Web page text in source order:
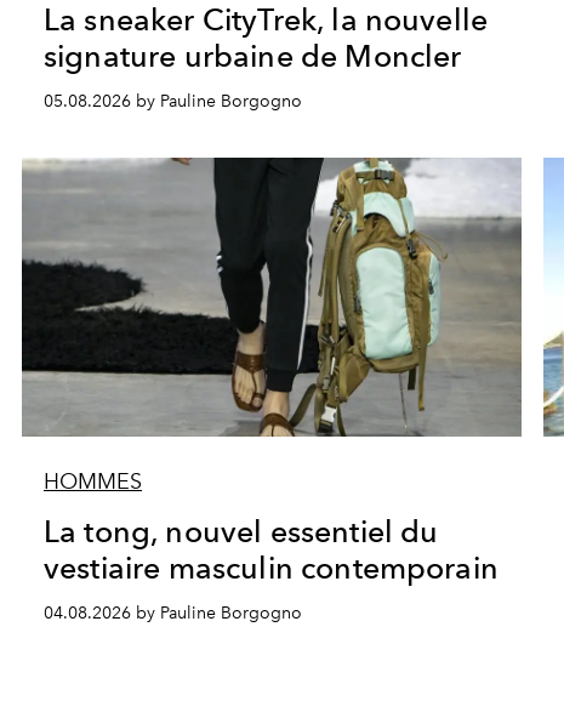
La sneaker CityTrek, la nouvelle
signature urbaine de Moncler
05.08.2026 by Pauline Borgogno
HOMMES
La tong, nouvel essentiel du
vestiaire masculin contemporain
04.08.2026 by Pauline Borgogno